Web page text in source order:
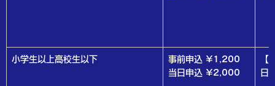
小学生以上高校生以下
事前申込 ¥1,200
当日申込 ¥2,000
【
日